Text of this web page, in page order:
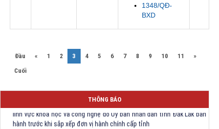
1348/QĐ-
BXD
Đầu « 1 2 3 (current)
4 5 6 7 8 9 10 11
»
Cuối
THÔNG BÁO
Quyết định Về việc bãi bỏ một số văn bảng quy phạm pháp luật trong
hành trước khi sắp xếp đơn vị hành chính cấp tỉnh